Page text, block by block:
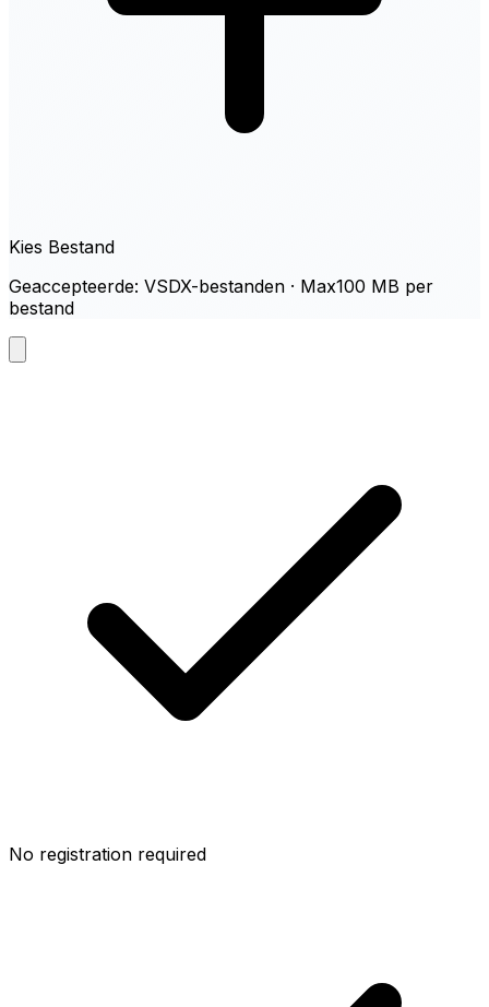
Kies Bestand
Geaccepteerde: VSDX-bestanden · Max100 MB per
bestand
No registration required